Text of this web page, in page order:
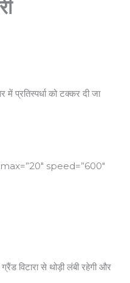
को टक्कर दी जा
speed=”600″
विटारा से थोड़ी लंबी रहेगी और